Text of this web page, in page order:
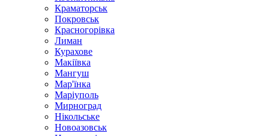
Краматорськ
Покровськ
Красногорівка
Лиман
Курахове
Макіївка
Мангуш
Мар'їнка
Маріуполь
Мирноград
Нікольське
Новоазовськ